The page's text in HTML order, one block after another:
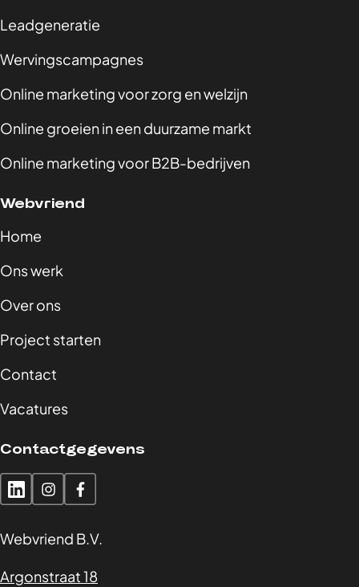
Leadgeneratie
Wervingscampagnes
Online marketing voor zorg en welzijn
Online groeien in een duurzame markt
Online marketing voor B2B-bedrijven
Webvriend
Home
Ons werk
Over ons
Project starten
Contact
Vacatures
Contactgegevens
Webvriend B.V.
Argonstraat 18